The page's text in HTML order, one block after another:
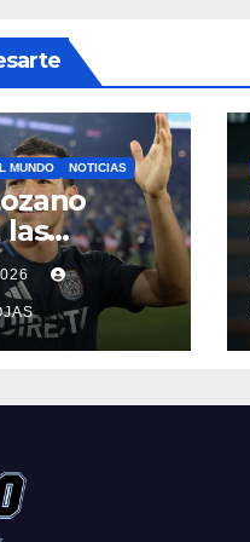
MUNDO NOTICIAS
las
LA